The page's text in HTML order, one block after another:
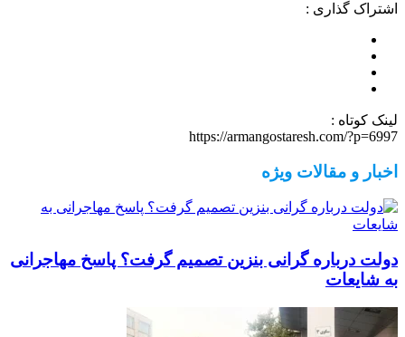
اشتراک گذاری :
لینک کوتاه :
https://armangostaresh.com/?p=6997
اخبار و مقالات ویژه
دولت درباره گرانی بنزین تصمیم گرفت؟ پاسخ مهاجرانی
به شایعات